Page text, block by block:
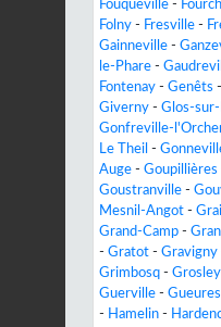
Fouqueville -
Folny - Fresville -
Gainneville -
le-Phare -
Fontenay - Genêts -
Giverny - Glos-sur-
Gonfreville-
Le Theil -
Auge - Goupillières
Goustranville -
Mesnil-Angot -
Grand-Camp -
- Gratot - Gravigny
Grimbosq -
Guerville - Gueures
- Hamelin -